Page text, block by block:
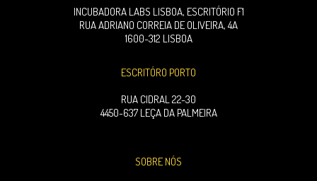
INCUBADORA LABS LISBOA, ESCRITÓRIO F1
RUA ADRIANO CORREIA DE OLIVEIRA, 4A
1600-312 LISBOA
ESCRITÓRO PORTO
RUA CIDRAL 22-30
4450-637 LEÇA DA PALMEIRA
SOBRE NÓS